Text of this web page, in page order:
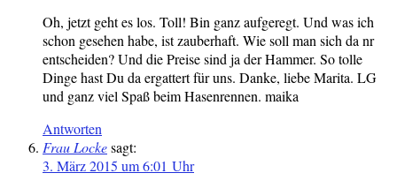
Oh, jetzt geht es los. Toll! Bin ganz aufgeregt. Und was ich
schon gesehen habe, ist zauberhaft. Wie soll man sich da nr
entscheiden? Und die Preise sind ja der Hammer. So tolle
Dinge hast Du da ergattert für uns. Danke, liebe Marita. LG
und ganz viel Spaß beim Hasenrennen. maika
Antworten
Frau Lockesagt:
3. März 2015 um 6:01 Uhr